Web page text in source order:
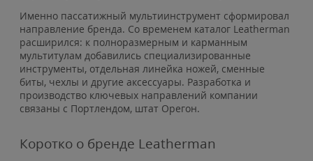
Именно пассатижный мультиинструмент сформировал
направление бренда. Со временем каталог Leatherman
расширился: к полноразмерным и карманным
мультитулам добавились специализированные
инструменты, отдельная линейка ножей, сменные
биты, чехлы и другие аксессуары. Разработка и
производство ключевых направлений компании
связаны с Портлендом, штат Орегон.
Коротко о бренде Leatherman